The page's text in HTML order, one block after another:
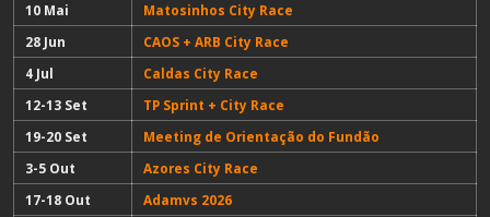
10 Mai
Matosinhos City Race
28 Jun
CAOS + ARB City Race
4 Jul
Caldas City Race
12-13 Set
TP Sprint + City Race
19-20 Set
Meeting de Orientação do Fundão
3-5 Out
Azores City Race
17-18 Out
Adamvs 2026